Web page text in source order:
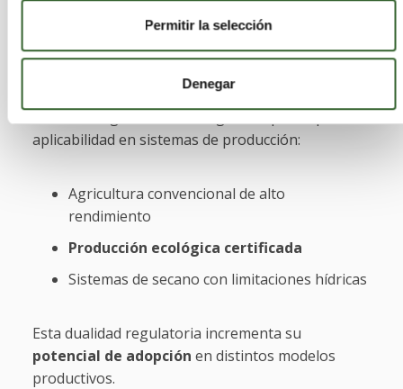
Permitir la selección
Denegar
Aplicación en agricultura
ecológica y ampliación de usos
El producto cuenta además con autorización para
su uso en agricultura ecológica, lo que amplía su
aplicabilidad en sistemas de producción:
Agricultura convencional de alto
rendimiento
Producción ecológica certificada
Sistemas de secano con limitaciones hídricas
Esta dualidad regulatoria incrementa su
potencial de adopción en distintos modelos
productivos.